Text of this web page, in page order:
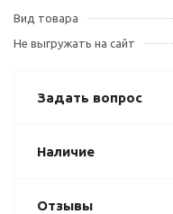
Вид товара
Не выгружать на сайт
Задать вопрос
Наличие
Отзывы